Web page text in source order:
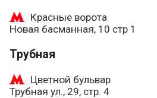
Красные ворота
Новая басманная, 10 стр 1
Трубная
Цветной бульвар
Трубная ул., 29, стр. 4